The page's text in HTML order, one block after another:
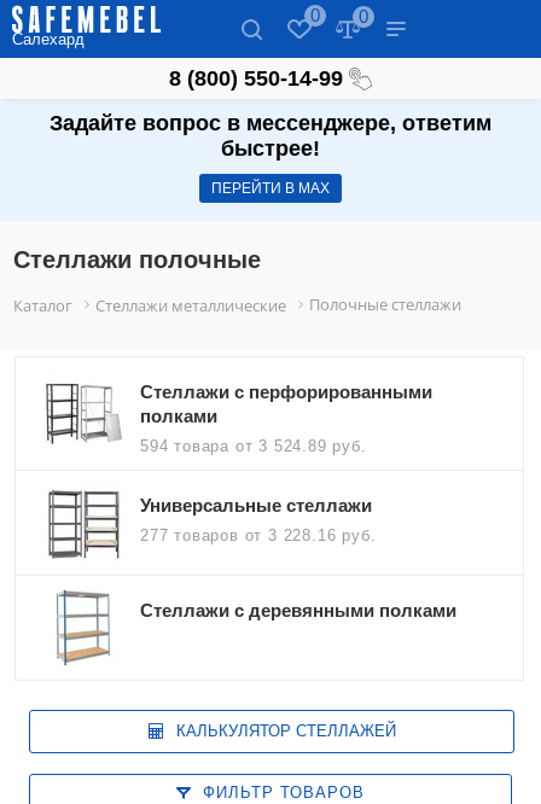
Салехард
0 0
8 (800) 550-14-99
Задайте вопрос в мессенджере, ответим
быстрее!
ПЕРЕЙТИ В МАХ
Стеллажи полочные
Каталог Стеллажи металлические Полочные стеллажи
Стеллажи с перфорированными
полками
594 товара от 3 524.89 руб.
Универсальные стеллажи
277 товаров от 3 228.16 руб.
Стеллажи с деревянными полками
КАЛЬКУЛЯТОР СТЕЛЛАЖЕЙ
ФИЛЬТР ТОВАРОВ